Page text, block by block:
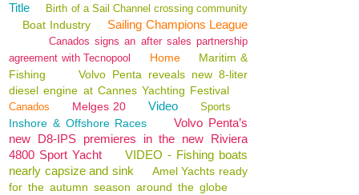
Title
Birth of a Sail Channel crossing community
Boat Industry Sailing Champions League
Canados signs an after sales partnership
agreement with Tecnopool
Home
Maritim &
Fishing
Volvo Penta reveals new 8-liter
diesel engine at Cannes Yachting Festival
Canados Melges 20 Video Sports
Inshore & Offshore Races
Volvo Penta’s
new D8-IPS premieres in the new Riviera
4800 Sport Yacht
VIDEO - Fishing boats
nearly capsize and sink
Amel Yachts ready
for the autumn season around the globe